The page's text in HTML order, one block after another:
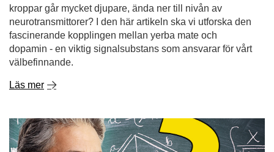
kroppar går mycket djupare, ända ner till nivån av
neurotransmittorer? I den här artikeln ska vi utforska den
fascinerande kopplingen mellan yerba mate och
dopamin - en viktig signalsubstans som ansvarar för vårt
välbefinnande.
Läs mer